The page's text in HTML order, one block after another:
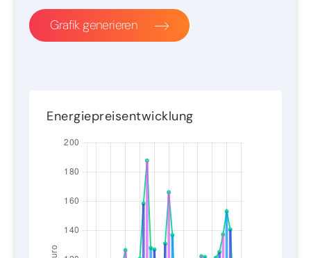
Grafik generieren
Energiepreisentwicklung